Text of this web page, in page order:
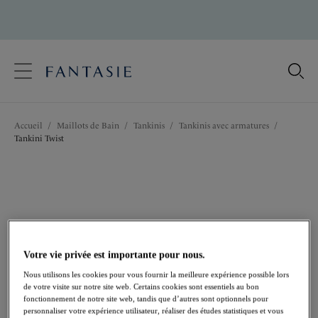
Langue
Accueil / Maillots de Bain / Tankinis / Tankinis avec armatures /
Tankini Twist
Votre vie privée est importante pour nous.
Nous utilisons les cookies pour vous fournir la meilleure expérience possible lors
de votre visite sur notre site web. Certains cookies sont essentiels au bon
fonctionnement de notre site web, tandis que d’autres sont optionnels pour
personnaliser votre expérience utilisateur, réaliser des études statistiques et vous